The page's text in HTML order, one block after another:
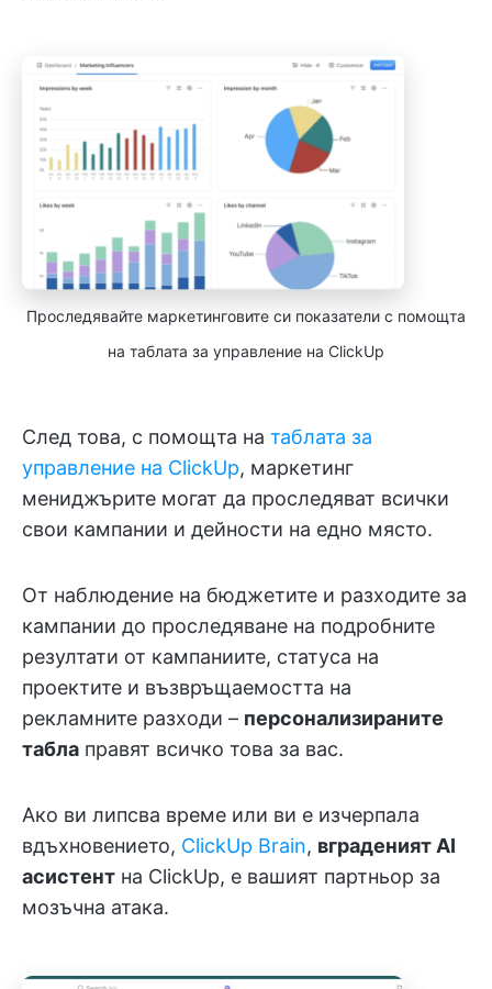
Проследявайте маркетинговите си показатели с помощта
на таблата за управление на ClickUp
След това, с помощта на таблата за
управление на ClickUp, маркетинг
мениджърите могат да проследяват всички
свои кампании и дейности на едно място.
От наблюдение на бюджетите и разходите за
кампании до проследяване на подробните
резултати от кампаниите, статуса на
проектите и възвръщаемостта на
рекламните разходи – персонализираните
табла правят всичко това за вас.
Ако ви липсва време или ви е изчерпала
вдъхновението, ClickUp Brain, вграденият AI
асистент на ClickUp, е вашият партньор за
мозъчна атака.